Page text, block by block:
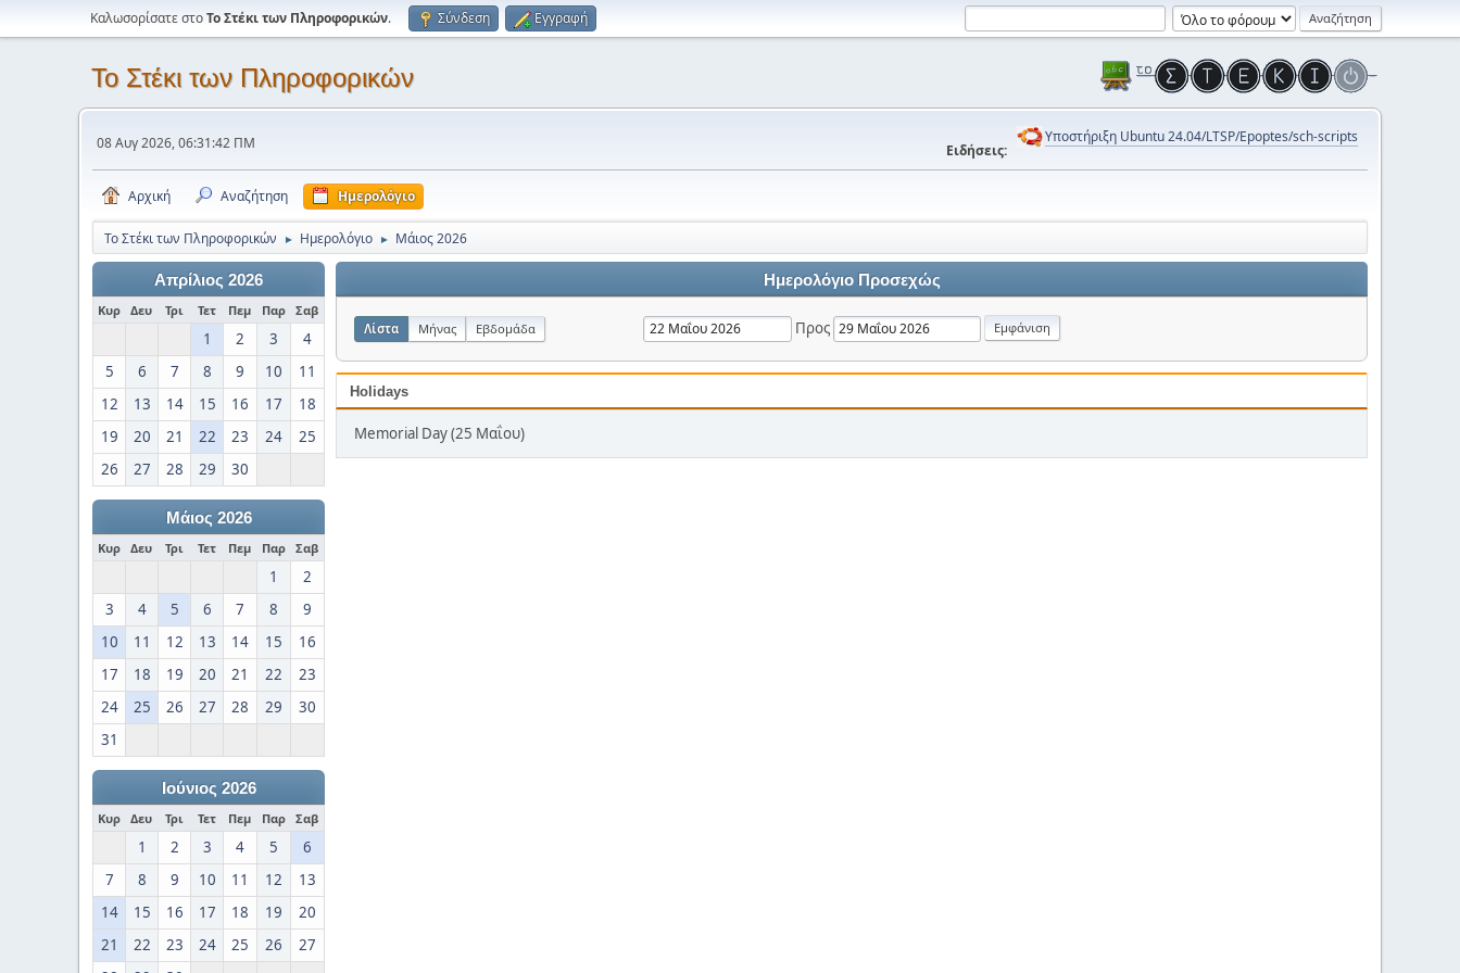
Καλωσορίσατε στοΤο Στέκι των Πληροφορικών. Σύνδεση Εγγραφή
Το Στέκι των Πληροφορικών
08 Αυγ 2026, 06:31:42 ΠΜ Ειδήσεις:
Υποστήριξη Ubuntu 24.04/LTSP/Epoptes/sch-scripts
Αρχική Αναζήτηση Ημερολόγιο
Το Στέκι των Πληροφορικών ► Ημερολόγιο ► Μάιος 2026
Απρίλιος 2026
Κυρ Δευ Τρι Τετ Πεμ Παρ Σαβ
1 2 3
4
5
6 7 8 9 10
11
12
13 14 15 16 17
18
19
20 21 22 23 24
25
26
27 28 29 30
Μάιος 2026
Κυρ Δευ Τρι Τετ Πεμ Παρ Σαβ
1
2
3
4 5 6 7 8
9
10
11 12 13 14 15
16
17
18 19 20 21 22
23
24
25 26 27 28 29
30
31
Ιούνιος 2026
Κυρ Δευ Τρι Τετ Πεμ Παρ Σαβ
1 2 3 4 5
6
7
8 9 10 11 12
13
14
15 16 17 18 19
20
21
22 23 24 25 26
27
Ημερολόγιο Προσεχώς
Λίστα Μήνας Εβδομάδα Προς
Holidays
Memorial Day (25 Μαΐου)